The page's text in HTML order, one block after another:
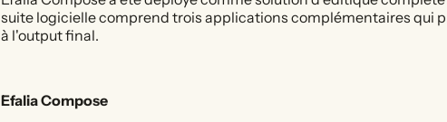
suite logicielle comprend trois applications complémentaires qui
à l'output final.
Efalia Compose